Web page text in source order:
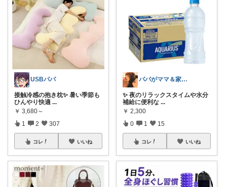
USBパパ
接触冷感の抱き枕✨ 暑い季節も
ひんやり快適 ...
￥ 3,680～
1 2 307
コレ いいね
パパがママ＆家族の笑顔の為に選ぶ品😆
✨ 夜のリラックスタイムや水分
補給に便利な ...
￥ 2,300
0 1 15
コレ いいね